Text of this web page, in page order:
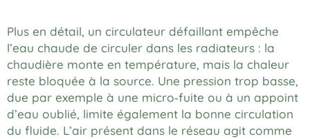
Plus en détail, un circulateur défaillant empêche
l’eau chaude de circuler dans les radiateurs : la
chaudière monte en température, mais la chaleur
reste bloquée à la source. Une pression trop basse,
due par exemple à une micro‑fuite ou à un appoint
d’eau oublié, limite également la bonne circulation
du fluide. L’air présent dans le réseau agit comme